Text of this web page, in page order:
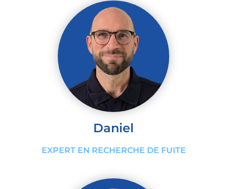
Daniel
EXPERT EN RECHERCHE DE FUITE